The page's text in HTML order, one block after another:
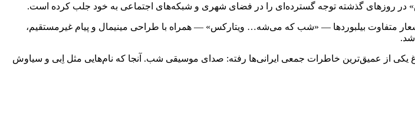
روزهای گذشته توجه گسترده‌ای را در فضای شهری و شبکه‌های اجتماعی به خود جلب کرده است.
متفاوت بیلبوردها — «شب که می‌شه… ویتارکس» — همراه با طراحی مینیمال و پیام غیرمستقیم،
از عمیق‌ترین خاطرات جمعی ایرانی‌ها رفته: صدای موسیقی شب. آنجا که نام‌هایی مثل اِبی و سیاوش